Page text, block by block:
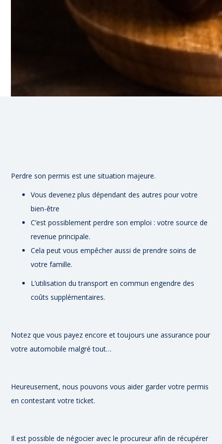
Perdre son permis est une situation majeure.
Vous devenez plus dépendant des autres pour votre
bien-être
C’est possiblement perdre son emploi : votre source de
revenue principale.
Cela peut vous empêcher aussi de prendre soins de
votre famille.
L’utilisation du transport en commun engendre des
coûts supplémentaires.
Notez que vous payez encore et toujours une assurance pour
votre automobile malgré tout…
Heureusement, nous pouvons vous aider garder votre permis
en contestant votre ticket.
Il est possible de négocier avec le procureur afin de récupérer